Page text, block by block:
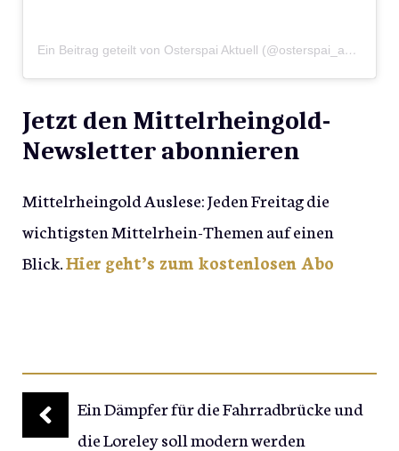
Ein Beitrag geteilt von Osterspai Aktuell (@osterspai_aktuell)
Jetzt den Mittelrheingold-
Newsletter abonnieren
Mittelrheingold Auslese: Jeden Freitag die
wichtigsten Mittelrhein-Themen auf einen
Blick.Hier geht’s zum kostenlosen Abo
Ein Dämpfer für die Fahrradbrücke und
die Loreley soll modern werden